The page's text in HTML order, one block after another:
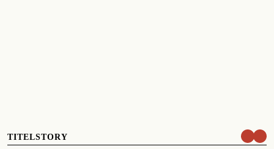
TITELSTORY